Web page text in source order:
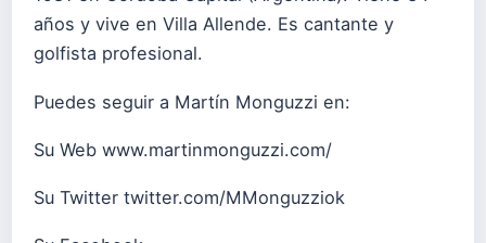
años y vive en Villa Allende. Es cantante y
golfista profesional.
Puedes seguir a Martín Monguzzi en:
Su Web www.martinmonguzzi.com/
Su Twitter twitter.com/MMonguzziok